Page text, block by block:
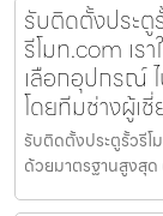
รับติดตั้งประตู
รีโมท.com เร
เลือกอุปกรณ์
โดยทีมช่างผู้เ
รับติดตั้งประตูรั้วรีโ
ด้วยมาตรฐานสูงสุ